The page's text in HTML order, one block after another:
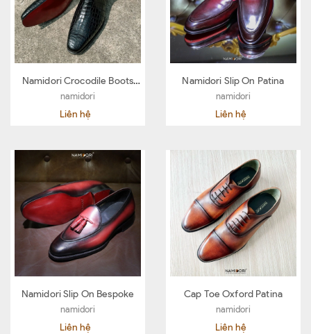
Namidori Crocodile Boots
Bespoke
namidori
Liên hệ
Namidori Slip On Patina
namidori
Liên hệ
Namidori Slip On Bespoke
namidori
Liên hệ
Cap Toe Oxford Patina
namidori
Liên hệ